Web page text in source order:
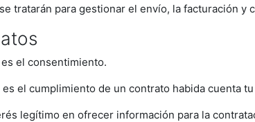
tratarán para gestionar el envío, la facturación y
el consentimiento.
el cumplimiento de un contrato habida cuenta
legítimo en ofrecer información para la